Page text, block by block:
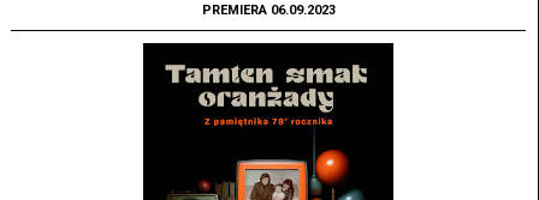
PREMIERA 06.09.2023